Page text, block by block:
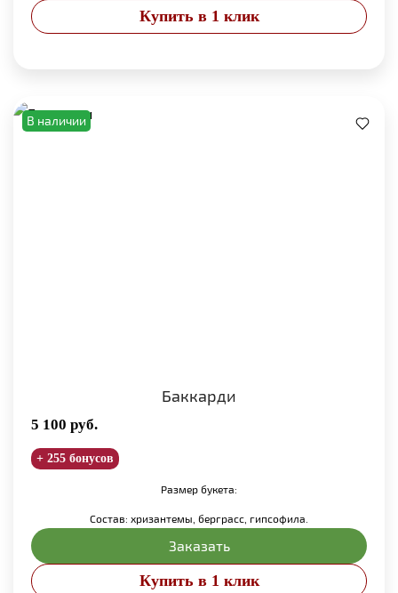
Купить в 1 клик
В наличии
Баккарди
5 100 руб.
+ 255 бонусов
Размер букета:
Состав: хризантемы, берграсс, гипсофила.
Заказать
Купить в 1 клик